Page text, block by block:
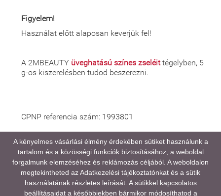
Figyelem!
Használat előtt alaposan keverjük fel!
A 2MBEAUTY üveghatású színes zseléittégelyben, 5
g-os kiszerelésben tudod beszerezni.
CPNP referencia szám: 1993801
A médiatartalmainkban megjelenő színek eltérhetnek
a valóságtól, kijelző és monitor beállításaitól,
valamint a környezeti fényviszonyoktól függően.
A kényelmes vásárlási élmény érdekében sütiket használunk a
tartalom és a közösségi funkciók biztosításához, a weboldal
forgalmunk elemzéséhez és reklámozás céljából. A weboldalon
megtekintheted azAdatkezelési tájékoztatónkat és a sütik
használatának részletes leírását. A sütikkel kapcsolatos
beállításaidat a későbbiekben bármikor módosíthatod a